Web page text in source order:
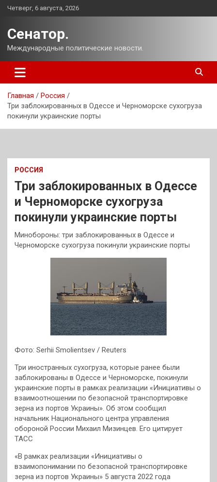
Перейти
Четверг, 6 августа, 2026
Сенатор.
Международные политические новости.
Главная
Россия
Три заблокированных в Одессе и Черноморске сухогруза
покинули украинские порты
РОССИЯ
Три заблокированных в Одессе
и Черноморске сухогруза
покинули украинские порты
Минобороны: три заблокированных в Одессе и
Черноморске сухогруза покинули украинские порты
Фото: Serhii Smolientsev / Reuters
Три иностранных сухогруза, которые ранее были
заблокированы в Одессе и Черноморске, покинули
украинские порты в рамках реализации «Инициативы о
взаимоотношении по безопасной транспортировке
зерна из портов Украины». Об этом сообщил
начальник Национального центра управления
обороной России Михаил Мизинцев. Его цитирует
ТАСС
«В рамках реализации «Инициативы о
взаимопонимании по безопасной транспортировке
зерна из портов Украины» 5 августа 2022 года